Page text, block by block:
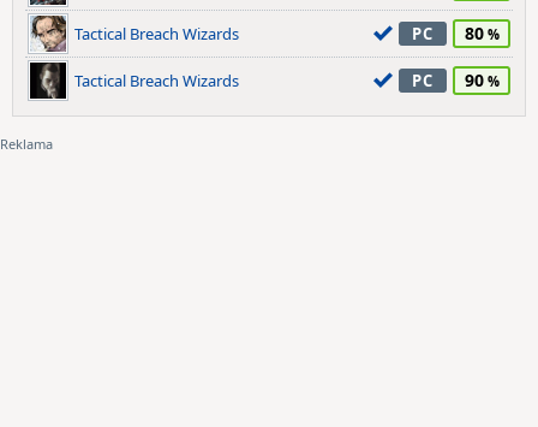
Tactical Breach Wizards PC 80
Tactical Breach Wizards PC 90